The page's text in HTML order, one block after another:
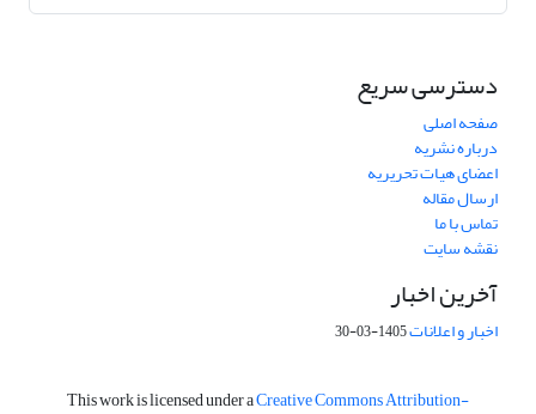
دسترسی سریع
صفحه اصلی
درباره نشریه
اعضای هیات تحریریه
ارسال مقاله
تماس با ما
نقشه سایت
آخرین اخبار
اخبار و اعلانات1405-03-30
This work is licensed under aCreative Commons Attribution-